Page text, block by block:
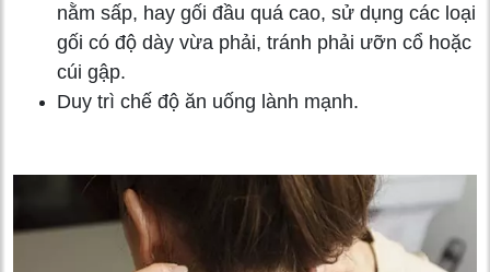
nằm sấp, hay gối đầu quá cao, sử dụng các loại
gối có độ dày vừa phải, tránh phải ưỡn cổ hoặc
cúi gập.
Duy trì chế độ ăn uống lành mạnh.